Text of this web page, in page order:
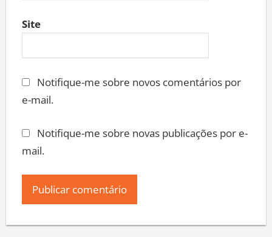
Site
Notifique-me sobre novos comentários por
e-mail.
Notifique-me sobre novas publicações por e-
mail.